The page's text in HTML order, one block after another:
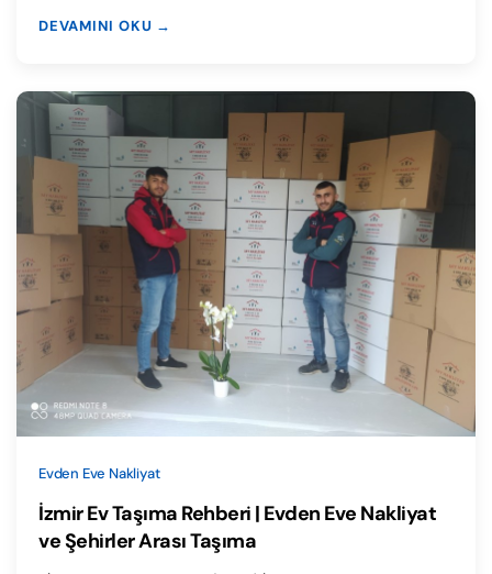
DEVAMINI OKU →
Evden Eve Nakliyat
İzmir Ev Taşıma Rehberi | Evden Eve Nakliyat
ve Şehirler Arası Taşıma